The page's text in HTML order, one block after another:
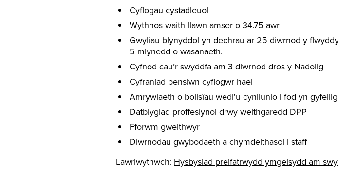
Cyflogau cystadleuol
Wythnos waith llawn amser o 34.75 awr
Gwyliau blynyddol yn dechrau ar 25 diwrnod y
5 mlynedd o wasanaeth.
Cyfnod cau’r swyddfa am 3 diwrnod dros y Nadolig
Cyfraniad pensiwn cyflogwr hael
Amrywiaeth o bolisïau wedi'u cynllunio i fod yn
Datblygiad proffesiynol drwy weithgaredd DPP
Fforwm gweithwyr
Diwrnodau gwybodaeth a chymdeithasol i staff
Lawrlwythwch: Hysbysiad preifatrwydd ymgeisydd am